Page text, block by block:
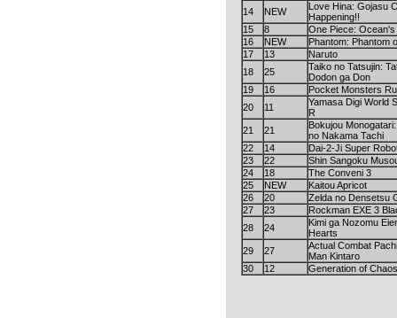
14
NEW
Love Hina: Gojasu
Happening!!
15
8
One Piece:
16
NEW
Phantom: Phantom
17
13
Naruto
18
25
Taiko no Tatsujin:
Dodon ga Don
19
16
Pocket Monsters
20
11
Yamasa Digi World
R
21
21
Bokujou
no Nakama Tachi
22
14
Dai-2-Ji Super
23
22
Shin Sangoku
24
18
The Conveni 3
25
NEW
Kaitou Apricot
26
20
Zelda no Densetsu
27
23
Rockman EXE 3
28
24
Kimi ga Nozomu
Hearts
29
27
Actual Combat
Man Kintaro
30
12 Generation of Chaos